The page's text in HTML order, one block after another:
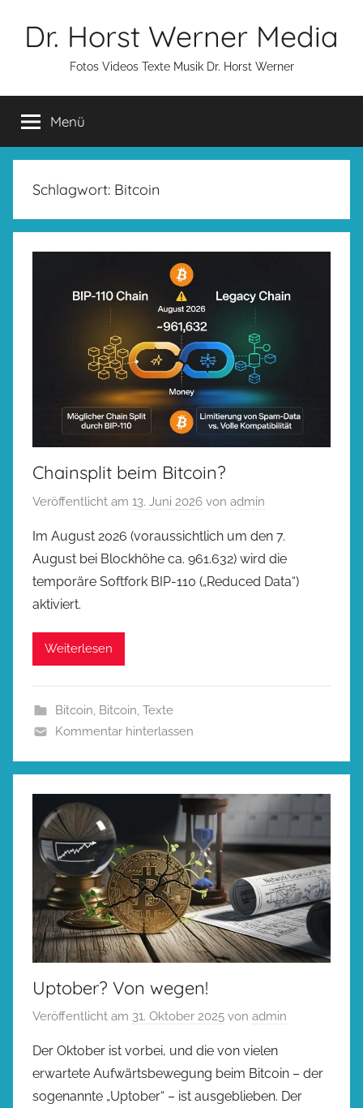
InhaltDr. Horst Werner Media
Fotos Videos Texte Musik Dr. Horst Werner
Menü
Schlagwort: Bitcoin
Chainsplit beim Bitcoin?
Veröffentlicht am 13. Juni 2026 von admin
Im August 2026 (voraussichtlich um den 7.
August bei Blockhöhe ca. 961.632) wird die
temporäre Softfork BIP-110 („Reduced Data“)
aktiviert.
Weiterlesen
Bitcoin Bitcoin Texte
Kommentar hinterlassen
Uptober? Von wegen!
Veröffentlicht am 31. Oktober 2025 von admin
Der Oktober ist vorbei, und die von vielen
erwartete Aufwärtsbewegung beim Bitcoin – der
sogenannte „Uptober“ – ist ausgeblieben. Der